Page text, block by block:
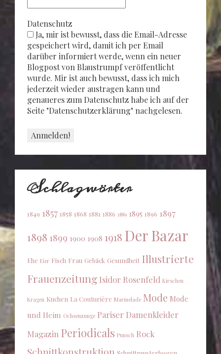
Datenschutz
Ja, mir ist bewusst, dass die Email-Adresse
gespeichert wird, damit ich per Email
darüber informiert werde, wenn ein neuer
Blogpost von Blaustrumpf veröffentlicht
wurde. Mir ist auch bewusst, dass ich mich
jederzeit wieder austragen kann und
genaueres zum Datenschutz habe ich auf der
Seite "Datenschutzerklärung" nachgelesen.
Schlagwörter
1849 1857 1858 1868 1881 1886 1889 1895 1896 1897
1898 1899 1900 1908 1918 Der Bazar
Ehe Eier Fisch Frau Gebäck Gesundheit Illustrierte
Frauenzeitung Isidor Rosenfeld Kirschen
Kragen Kuchen La Couturière Marmelade Mode Mode
und Heim Ochsenzunge Pariser Damenkleider
Magazin Periodicals Punsch Rock